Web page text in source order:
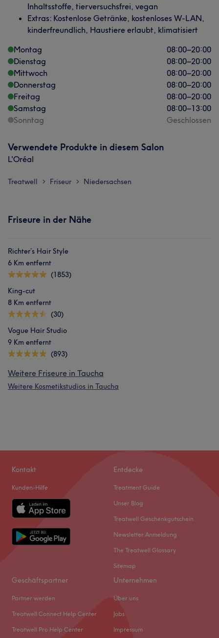
Inhaltsstoffe, tierversuchsfrei, vegan
Extras: Kostenlose Getränke, kostenloses W-LAN,
kinderfreundlich, Haustiere erlaubt, klimatisiert
Montag
08:00–20:00
Dienstag
08:00–20:00
Mittwoch
08:00–20:00
Donnerstag
08:00–20:00
Freitag
08:00–20:00
Samstag
08:00–13:00
Sonntag
Geschlossen
Verwendete Produkte in diesem Salon
L'Oréal
Treatwell > Friseur > Niedersachsen
Friseure in der Nähe
Richter’s Hair Style
6 Km entfernt
(1853)
King-cut
8 Km entfernt
(30)
Vogue Hair Studio
9 Km entfernt
(893)
Weitere Friseure in Taucha
Weitere Kosmetikstudios in Taucha
Kontakt
Kunden-Hilfe
Entdecke
Treatment Guide
Unser Blog
Treatwell Geschenkgutschein
Newsletter Anmeldung
The Treatwell Glossary
Sitemap
Geschäftspartner
Partner werden
Treatwell Connect Help Center
Treatwell Pro Help Center
Unternehmen
Über uns
Jobs
Impressum